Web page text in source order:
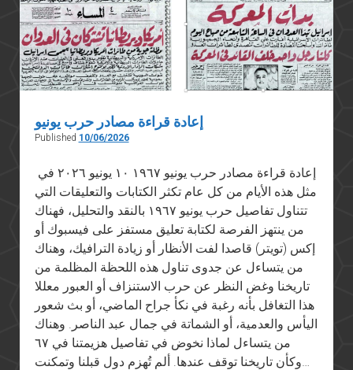
خلفية شخصية
كتابات أكاديمية
مقالات صحافية
بوستات من فيسبوك
مقابلات في الإعلام
خالد
فهمي
Posts
إعادة قراءة مصادر حرب يونيو
Published 10/06/2026
مثل هذه الأيام من كل عام تكثر الكتابات والتعليقات التي
تتناول تفاصيل حرب يونيو ١٩٦٧ بالنقد والتحليل، فهناك
من ينتهز الفرصة لكتابة تعليق مستفز على فيسبوك أو
إكس (تويتر) قاصدا لفت الأنظار أو زيادة الترافيك، وهناك
من يتساءل عن جدوى تناول هذه اللحظة المظلمة من
تاريخنا وغض النظر عن حرب الاستنزاف أو العبور معللا
هذا التغافل بأنه رغبة في نكأ جراح الماضي، أو بث شعور
اليأس والعدمية، أو الشماتة في جمال عبد الناصر. وهناك
من يتساءل لماذا نخوض في تفاصيل هزيمتنا في ٦٧
وكأن تاريخنا توقف عندها. ألم تُهزم دول قبلنا وتمكنت…